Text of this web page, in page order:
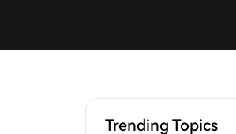
Trending Topics